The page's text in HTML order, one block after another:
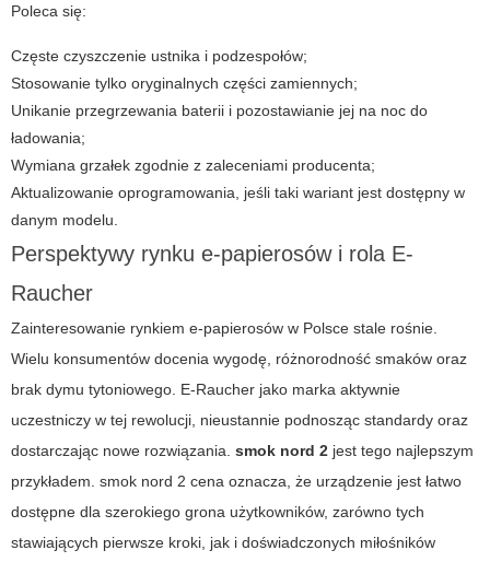
Poleca się:
Częste czyszczenie ustnika i podzespołów;
Stosowanie tylko oryginalnych części zamiennych;
Unikanie przegrzewania baterii i pozostawianie jej na noc do
ładowania;
Wymiana grzałek zgodnie z zaleceniami producenta;
Aktualizowanie oprogramowania, jeśli taki wariant jest dostępny w
danym modelu.
Perspektywy rynku e-papierosów i rola E-
Raucher
Zainteresowanie rynkiem e-papierosów w Polsce stale rośnie.
Wielu konsumentów docenia wygodę, różnorodność smaków oraz
brak dymu tytoniowego. E-Raucher jako marka aktywnie
uczestniczy w tej rewolucji, nieustannie podnosząc standardy oraz
dostarczając nowe rozwiązania. smok nord 2 jest tego najlepszym
przykładem. smok nord 2 cena oznacza, że urządzenie jest łatwo
dostępne dla szerokiego grona użytkowników, zarówno tych
stawiających pierwsze kroki, jak i doświadczonych miłośników